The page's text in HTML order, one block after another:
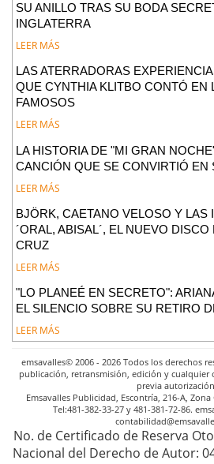
SU ANILLO TRAS SU BODA
INGLATERRA
LEER MÁS
LAS ATERRADORAS
QUE CYNTHIA KLITBO CONTÓ EN
FAMOSOS
LEER MÁS
LA HISTORIA DE "MI GRAN
CANCIÓN QUE SE CONVIRTIÓ EN
LEER MÁS
BJÖRK, CAETANO VELOSO Y LAS
´ORAL, ABISAL´, EL NUEVO
CRUZ
LEER MÁS
"LO PLANEÉ EN SECRETO":
EL SILENCIO SOBRE SU RETIRO
LEER MÁS
emsavalles© 2006 - 2026 Todos los derechos
publicación, retransmisión, edición y
previa
Emsavalles Publicidad, Escontría, 216-A,
Tel:481-382-33-27 y 481-381-72-86.
No. de Certificado de Reserva
Nacional del Derecho de Autor: